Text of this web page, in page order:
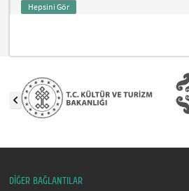
Hepsini Gör
DİĞER BAĞLANTILAR